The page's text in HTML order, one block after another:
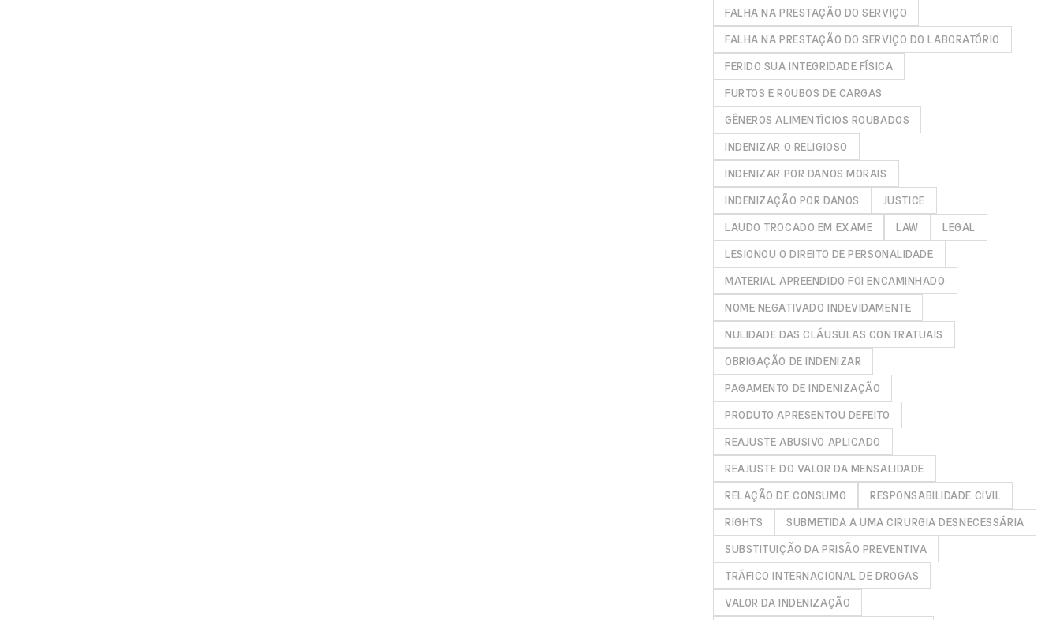
FALHA NA PRESTAÇÃO DO SERVIÇO
FALHA NA PRESTAÇÃO DO SERVIÇO DO LABORATÓRIO
FERIDO SUA INTEGRIDADE FÍSICA
FURTOS E ROUBOS DE CARGAS
GÊNEROS ALIMENTÍCIOS ROUBADOS
INDENIZAR O RELIGIOSO
INDENIZAR POR DANOS MORAIS
INDENIZAÇÃO POR DANOS
JUSTICE
LAUDO TROCADO EM EXAME
LAW
LEGAL
LESIONOU O DIREITO DE PERSONALIDADE
MATERIAL APREENDIDO FOI ENCAMINHADO
NOME NEGATIVADO INDEVIDAMENTE
NULIDADE DAS CLÁUSULAS CONTRATUAIS
OBRIGAÇÃO DE INDENIZAR
PAGAMENTO DE INDENIZAÇÃO
PRODUTO APRESENTOU DEFEITO
REAJUSTE ABUSIVO APLICADO
REAJUSTE DO VALOR DA MENSALIDADE
RELAÇÃO DE CONSUMO
RESPONSABILIDADE CIVIL
RIGHTS
SUBMETIDA A UMA CIRURGIA DESNECESSÁRIA
SUBSTITUIÇÃO DA PRISÃO PREVENTIVA
TRÁFICO INTERNACIONAL DE DROGAS
VALOR DA INDENIZAÇÃO